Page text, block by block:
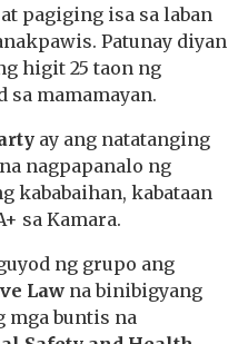
pagiging isa sa laban
Patunay diyan
higit 25 taon ng
mamamayan.
ay ang natatanging
nagpapanalo ng
kababaihan, kabataan
sa Kamara.
ng grupo ang
Law na binibigyang
mga buntis na